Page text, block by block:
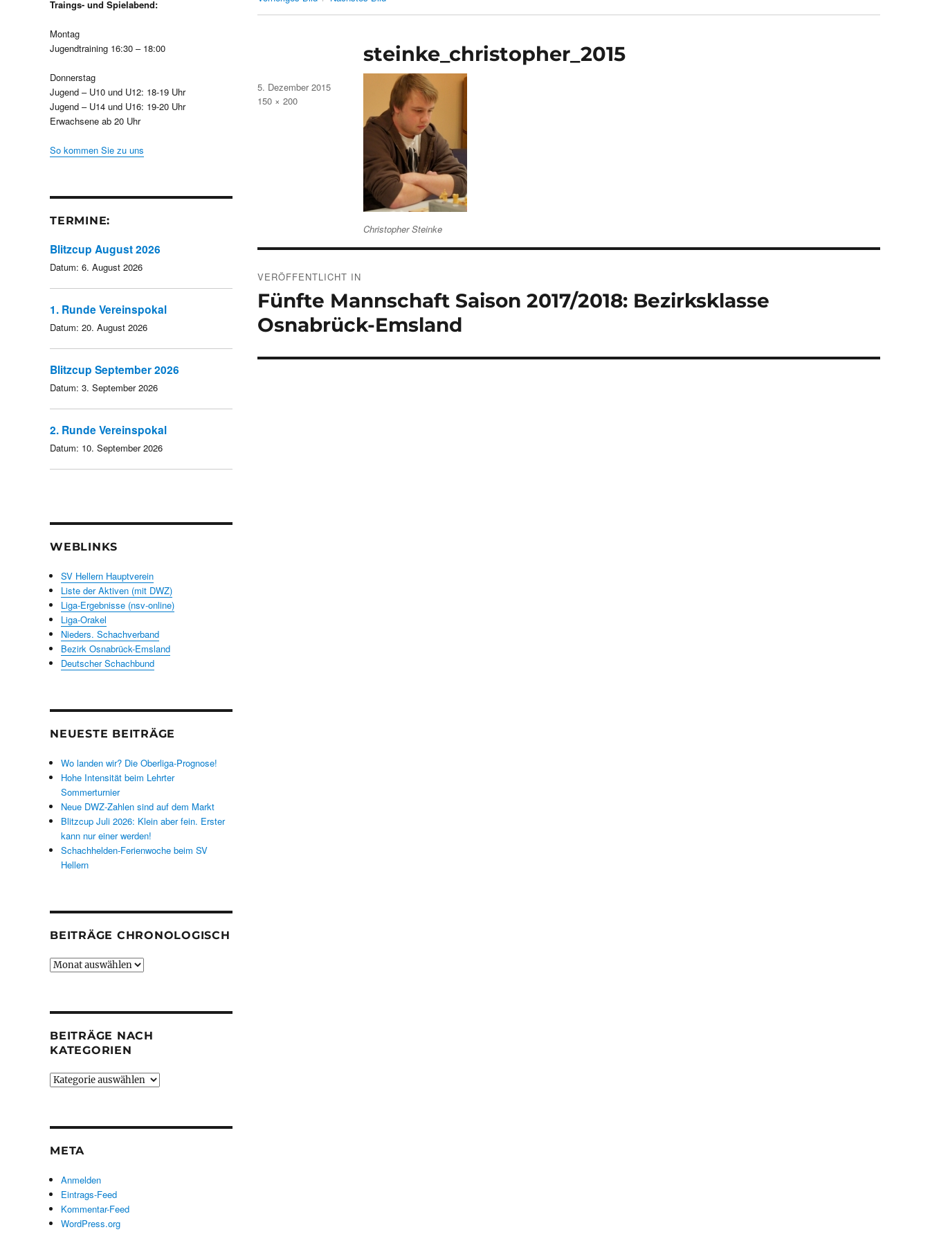
steinke_christopher_2015
Christopher Steinke
Veröffentlicht
am
5. Dezember 2015
Volle
150 × 200
VERÖFFENTLICHT IN
Fünfte Mannschaft Saison 2017/2018: Bezirksklasse
Osnabrück-Emsland
Traings- und Spielabend:
Montag
Jugendtraining 16:30 – 18:00
Donnerstag
Jugend – U10 und U12: 18-19 Uhr
Jugend – U14 und U16: 19-20 Uhr
Erwachsene ab 20 Uhr
So kommen Sie zu uns
TERMINE:
Blitzcup August 2026
Datum: 6. August 2026
1. Runde Vereinspokal
Datum: 20. August 2026
Blitzcup September 2026
Datum: 3. September 2026
2. Runde Vereinspokal
Datum: 10. September 2026
WEBLINKS
SV Hellern Hauptverein
Liste der Aktiven (mit DWZ)
Liga-Ergebnisse (nsv-online)
Liga-Orakel
Nieders. Schachverband
Bezirk Osnabrück-Emsland
Deutscher Schachbund
NEUESTE BEITRÄGE
Wo landen wir? Die Oberliga-Prognose!
Hohe Intensität beim Lehrter
Sommerturnier
Neue DWZ-Zahlen sind auf dem Markt
Blitzcup Juli 2026: Klein aber fein. Erster
kann nur einer werden!
Schachhelden-Ferienwoche beim SV
Hellern
BEITRÄGE CHRONOLOGISCH
Beiträge
BEITRÄGE NACH
KATEGORIEN
Beiträge
META
Anmelden
Eintrags-Feed
Kommentar-Feed
WordPress.org